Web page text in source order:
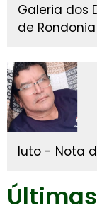
Galeria dos
de Rondonia
luto - Nota